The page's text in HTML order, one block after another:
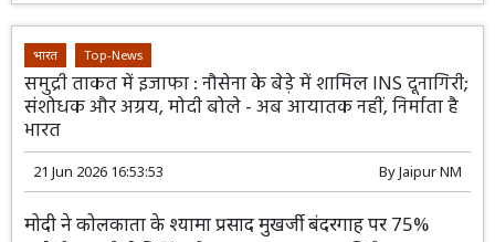
भारत Top-News
समुद्री ताकत में इजाफा : नौसेना के बेड़े में शामिल INS दूनागिरी;
संशोधक और अग्रय, मोदी बोले - अब आयातक नहीं, निर्माता है
भारत
21 Jun 2026 16:53:53 ByJaipur NM
मोदी ने कोलकाता के श्यामा प्रसाद मुखर्जी